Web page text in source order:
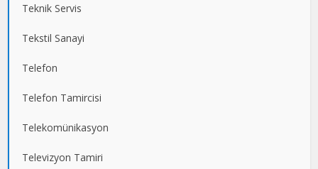
Teknik Servis
Tekstil Sanayi
Telefon
Telefon Tamircisi
Telekomünikasyon
Televizyon Tamiri